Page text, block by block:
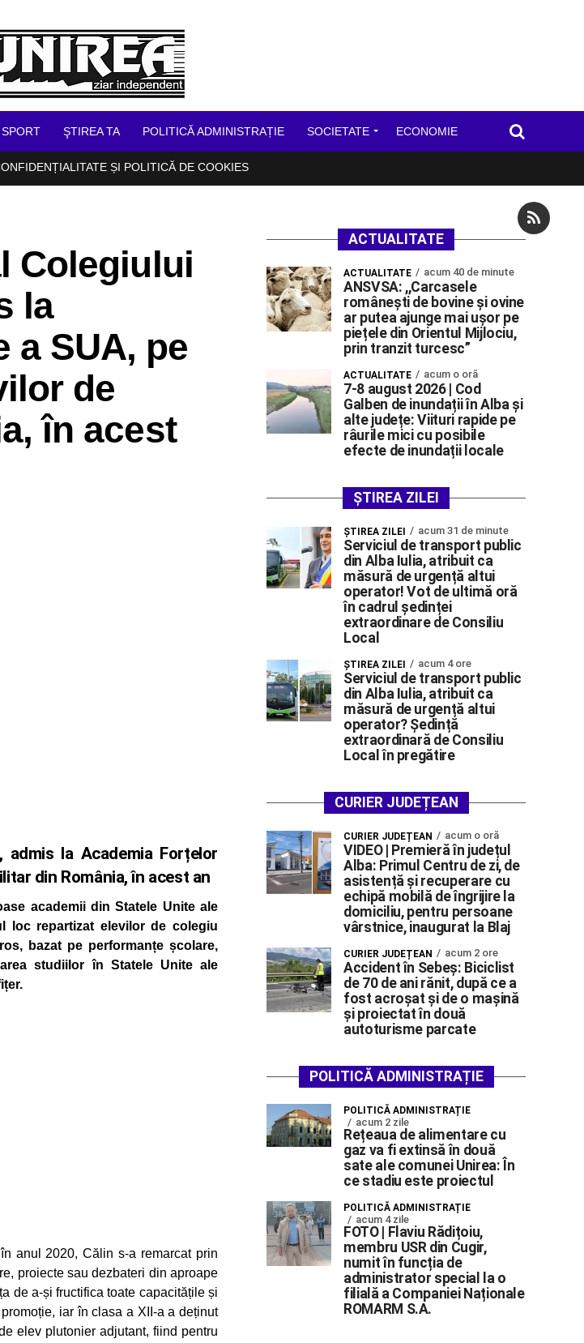
SPORT ŞTIREA TA POLITICĂ ADMINISTRAȚIE SOCIETATE ECONOMIE
ȘI POLITICĂ DE COOKIES
Colegiului
la
a SUA, pe
de
în acest
la Academia Forțelor
din România, în acest an
academii din Statele Unite ale
loc repartizat elevilor de colegiu
bazat pe performanțe școlare,
studiilor în Statele Unite ale
anul 2020, Călin s-a remarcat prin
proiecte sau dezbateri din aproape
de a-și fructifica toate capacitățile și
iar în clasa a XII-a a deținut
elev plutonier adjutant, fiind pentru
ACTUALITATE
ACTUALITATE acum 40 de minute
ANSVSA: ,,Carcasele
românești de bovine și ovine
ar putea ajunge mai ușor pe
piețele din Orientul Mijlociu,
prin tranzit turcesc”
ACTUALITATE acum o oră
7-8 august 2026 | Cod
Galben de inundații în Alba și
alte județe: Viituri rapide pe
râurile mici cu posibile
efecte de inundații locale
ȘTIREA ZILEI
ŞTIREA ZILEI acum 31 de minute
Serviciul de transport public
din Alba Iulia, atribuit ca
măsură de urgență altui
operator! Vot de ultimă oră
în cadrul ședinței
extraordinare de Consiliu
Local
ŞTIREA ZILEI acum 4 ore
Serviciul de transport public
din Alba Iulia, atribuit ca
măsură de urgență altui
operator? Ședință
extraordinară de Consiliu
Local în pregătire
CURIER JUDEȚEAN
CURIER JUDEȚEAN acum o oră
VIDEO | Premieră în județul
Alba: Primul Centru de zi, de
asistență și recuperare cu
echipă mobilă de îngrijire la
domiciliu, pentru persoane
vârstnice, inaugurat la Blaj
CURIER JUDEȚEAN acum 2 ore
Accident în Sebeș: Biciclist
de 70 de ani rănit, după ce a
fost acroșat și de o mașină
și proiectat în două
autoturisme parcate
POLITICĂ ADMINISTRAȚIE
POLITICĂ ADMINISTRAȚIE
acum 2 zile
Rețeaua de alimentare cu
gaz va fi extinsă în două
sate ale comunei Unirea: În
ce stadiu este proiectul
POLITICĂ ADMINISTRAȚIE
acum 4 zile
FOTO | Flaviu Rădițoiu,
membru USR din Cugir,
numit în funcția de
administrator special la o
filială a Companiei Naționale
ROMARM S.A.